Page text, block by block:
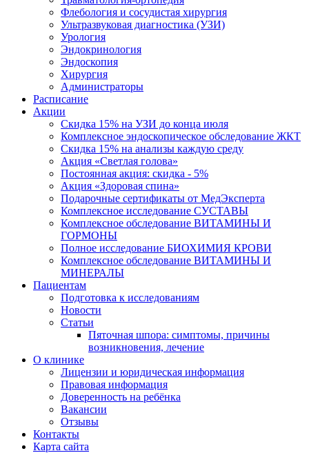
Флебология и сосудистая хирургия
Ультразвуковая диагностика (УЗИ)
Урология
Эндокринология
Эндоскопия
Хирургия
Администраторы
Расписание
Акции
Скидка 15% на УЗИ до конца июля
Комплексное эндоскопическое обследование ЖКТ
Скидка 15% на анализы каждую среду
Акция «Светлая голова»
Постоянная акция: скидка - 5%
Акция «Здоровая спина»
Подарочные сертификаты от МедЭксперта
Комплексное исследование СУСТАВЫ
Комплексное обследование ВИТАМИНЫ И
ГОРМОНЫ
Полное исследование БИОХИМИЯ КРОВИ
Комплексное обследование ВИТАМИНЫ И
МИНЕРАЛЫ
Пациентам
Подготовка к исследованиям
Новости
Статьи
Пяточная шпора: симптомы, причины
возникновения, лечение
О клинике
Лицензии и юридическая информация
Правовая информация
Доверенность на ребёнка
Вакансии
Отзывы
Контакты
Карта сайта